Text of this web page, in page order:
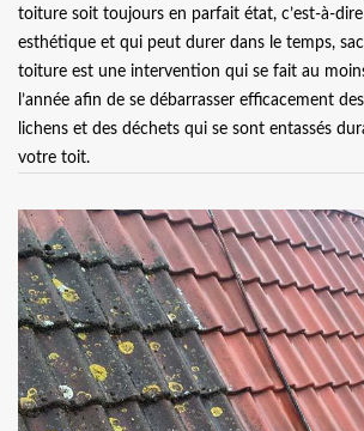
toiture soit toujours en parfait état, c’est-à-
esthétique et qui peut durer dans le temps,
toiture est une intervention qui se fait au
l’année afin de se débarrasser efficacement
lichens et des déchets qui se sont entassés
votre toit.